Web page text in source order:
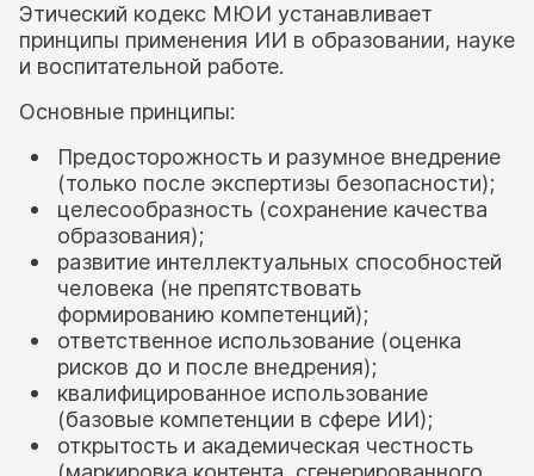
Этический кодекс МЮИ устанавливает
принципы применения ИИ в образовании, науке
и воспитательной работе.
Основные принципы:
Предосторожность и разумное внедрение
(только после экспертизы безопасности);
целесообразность (сохранение качества
образования);
развитие интеллектуальных способностей
человека (не препятствовать
формированию компетенций);
ответственное использование (оценка
рисков до и после внедрения);
квалифицированное использование
(базовые компетенции в сфере ИИ);
открытость и академическая честность